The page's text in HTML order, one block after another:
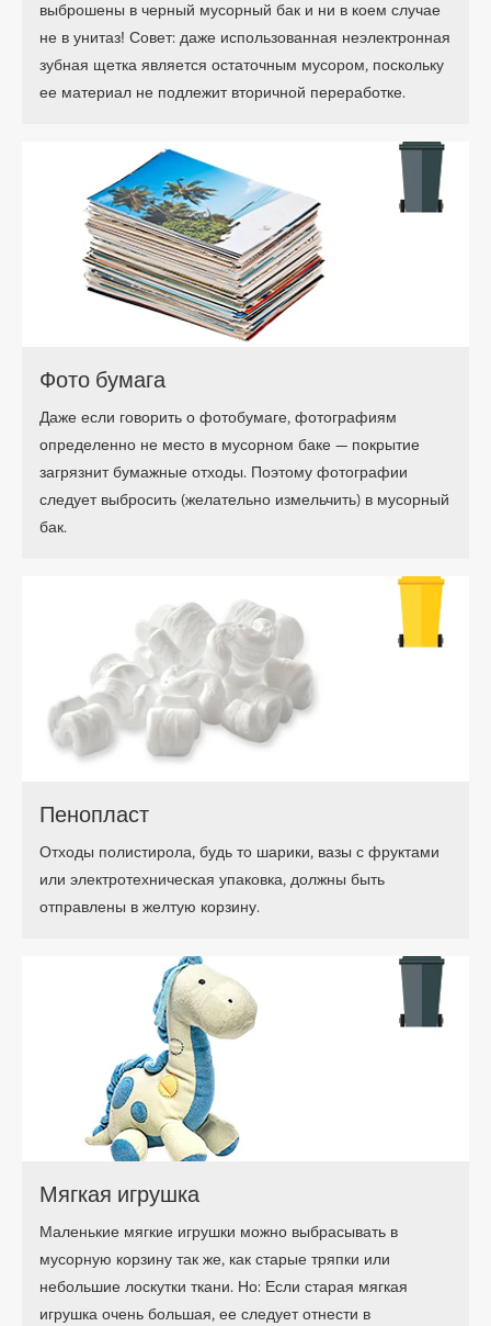
выброшены в черный мусорный бак и ни в коем случае
не в унитаз! Совет: даже использованная неэлектронная
зубная щетка является остаточным мусором, поскольку
ее материал не подлежит вторичной переработке.
Фото бумага
Даже если говорить о фотобумаге, фотографиям
определенно не место в мусорном баке — покрытие
загрязнит бумажные отходы. Поэтому фотографии
следует выбросить (желательно измельчить) в мусорный
бак.
Пенопласт
Отходы полистирола, будь то шарики, вазы с фруктами
или электротехническая упаковка, должны быть
отправлены в желтую корзину.
Мягкая игрушка
Маленькие мягкие игрушки можно выбрасывать в
мусорную корзину так же, как старые тряпки или
небольшие лоскутки ткани. Но: Если старая мягкая
игрушка очень большая, ее следует отнести в